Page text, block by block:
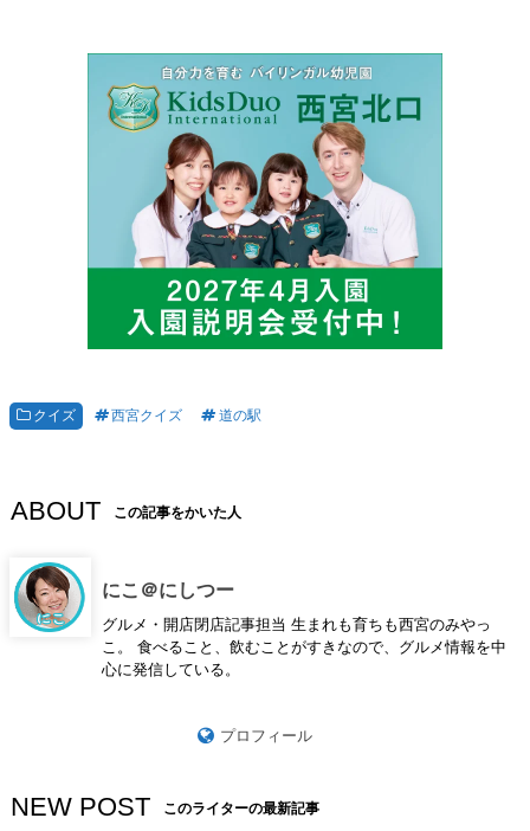
クイズ 西宮クイズ 道の駅
ABOUT この記事をかいた人
にこ＠にしつー
グルメ・開店閉店記事担当 生まれも育ちも西宮のみやっ
こ。 食べること、飲むことがすきなので、グルメ情報を中
心に発信している。
プロフィール
NEW POST このライターの最新記事